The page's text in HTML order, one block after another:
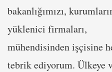
bakanlığımızı,
yüklenici firmaları,
mühendisinden işçisine
tebrik ediyorum. Ülkeye